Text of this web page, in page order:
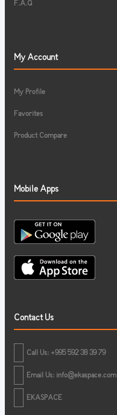
F.A.Q
My Account
My Profile
Favorites
Product Compare
Mobile Apps
Contact Us
Call Us: +995 592 38 39 79
Email Us: info@ekaspace.com
EKASPACE